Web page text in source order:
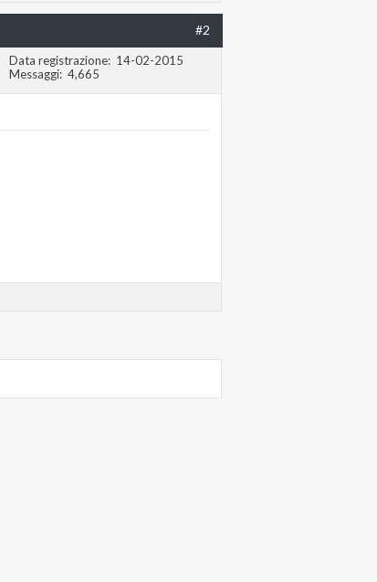
#2
Data registrazione
14-02-2015
Messaggi 4,665